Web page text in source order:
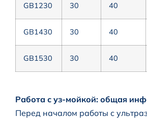
GB1230 30 40
GВ1430 30 40
GB1530 30 40
Работа с уз-мойкой: общая
Перед началом работы с